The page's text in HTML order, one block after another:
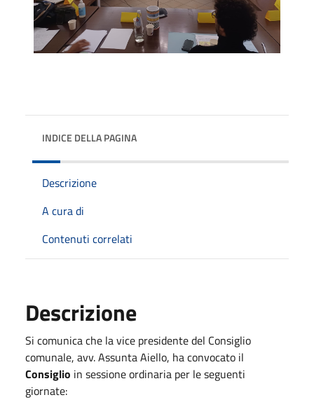
INDICE DELLA PAGINA
Descrizione
A cura di
Contenuti correlati
Descrizione
Si comunica che la vice presidente del Consiglio
comunale, avv. Assunta Aiello, ha convocato il
Consiglio in sessione ordinaria per le seguenti
giornate: